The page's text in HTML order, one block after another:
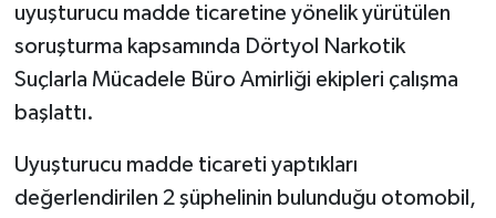
uyuşturucu madde ticaretine yönelik yürütülen
soruşturma kapsamında Dörtyol Narkotik
Suçlarla Mücadele Büro Amirliği ekipleri çalışma
başlattı.
Uyuşturucu madde ticareti yaptıkları
değerlendirilen 2 şüphelinin bulunduğu otomobil,